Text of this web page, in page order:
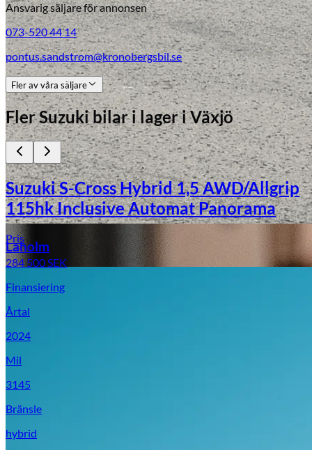
Laholm
Ansvarig säljare för annonsen
073-520 44 14
pontus.sandstrom@kronobergsbil.se
Fler av våra säljare
FlerSuzukibilar i lageri Växjö
Suzuki S-Cross Hybrid 1,5 AWD/Allgrip
115hk Inclusive Automat Panorama
Pris
284 500SEK
Finansiering
Årtal
2024
Mil
3145
Bränsle
hybrid